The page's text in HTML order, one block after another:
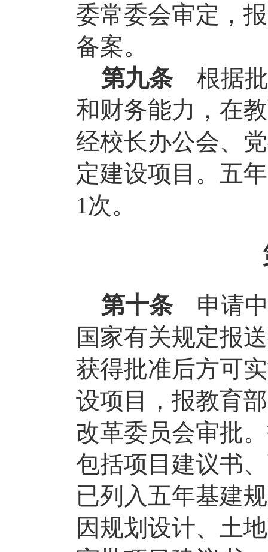
委常委会审定，
备案。
第九条根据
和财务能力，在
经校长办公会、
定建设项目。五
1次。
第十条 申请
国家有关规定报
获得批准后方可
设项目，报教育
改革委员会审批
包括项目建议书
已列入五年基建
因规划设计、土